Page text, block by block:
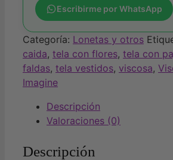
cantidadEscribirme por WhatsApp
Categoría: Lonetas y otros
caida, tela con flores, tela con
faldas, tela vestidos, viscosa,
Imagine
Descripción
Valoraciones (0)
Descripción